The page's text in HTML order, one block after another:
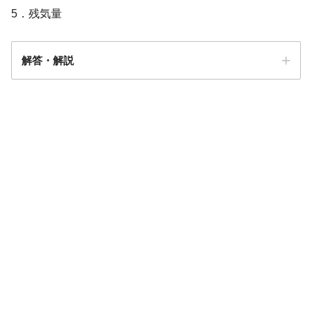
5．残気量
解答・解説